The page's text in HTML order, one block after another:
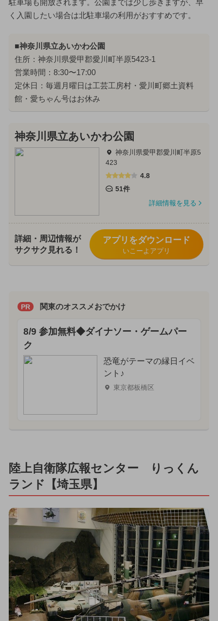
駐車場も開放されます。公園までは少し歩きますが、早
く入園したい場合は北駐車場の利用がおすすめです。
■神奈川県立あいかわ公園
住所：神奈川県愛甲郡愛川町半原5423-1
営業時間：8:30〜17:00
定休日：毎週月曜日は工芸工房村・愛川町郷土資料
館・愛ちゃん号はお休み
神奈川県立あいかわ公園
神奈川県愛甲郡愛川町半原5
423
4.8
51件
詳細情報を見る
詳細・周辺情報が
サクサク見れる！
アプリをダウンロード
いこーよアプリ
PR 関東のオススメおでかけ
8/9 参加無料◆ダイナソー・ゲームパー
ク
恐竜がテーマの縁日イベ
ント♪
東京都板橋区
陸上自衛隊広報センター りっくん
ランド【埼玉県】